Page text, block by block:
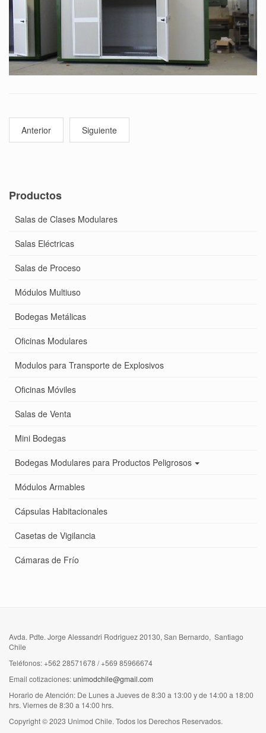
Anterior Siguiente
Productos
Salas de Clases Modulares
Salas Eléctricas
Salas de Proceso
Módulos Multiuso
Bodegas Metálicas
Oficinas Modulares
Modulos para Transporte de Explosivos
Oficinas Móviles
Salas de Venta
Mini Bodegas
Bodegas Modulares para Productos Peligrosos
Módulos Armables
Cápsulas Habitacionales
Casetas de Vigilancia
Cámaras de Frío
Avda. Pdte. Jorge Alessandri Rodriguez 20130, San Bernardo, Santiago
Chile
Teléfonos: +562 28571678 / +569 85966674
Email cotizaciones:unimodchile@gmail.com
Horario de Atención: De Lunes a Jueves de 8:30 a 13:00 y de 14:00 a 18:00
hrs. Viernes de 8:30 a 14:00 hrs.
Copyright © 2023 Unimod Chile. Todos los Derechos Reservados.